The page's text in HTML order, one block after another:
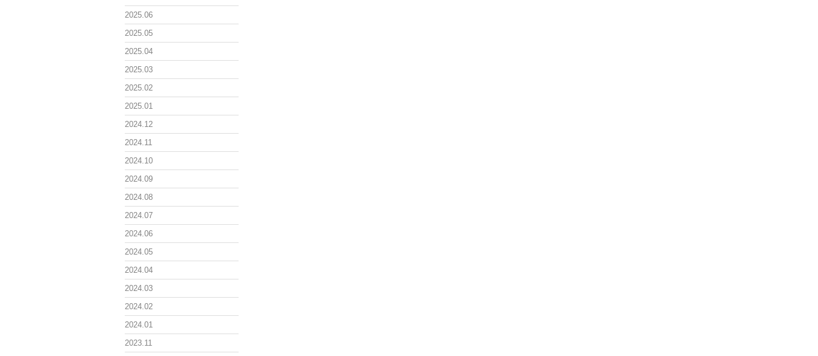
2025.06
2025.05
2025.04
2025.03
2025.02
2025.01
2024.12
2024.11
2024.10
2024.09
2024.08
2024.07
2024.06
2024.05
2024.04
2024.03
2024.02
2024.01
2023.11